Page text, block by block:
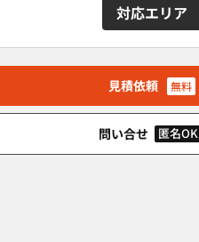
対応エリア
見積依頼 無料
問い合せ 匿名OK